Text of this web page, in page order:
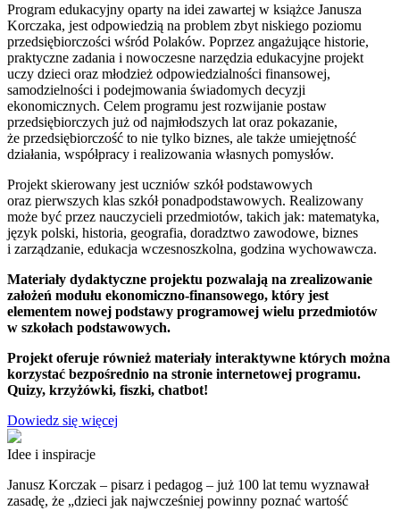
Program edukacyjny oparty na idei zawartej w książce Janusza
Korczaka, jest odpowiedzią na problem zbyt niskiego poziomu
przedsiębiorczości wśród Polaków. Poprzez angażujące historie,
praktyczne zadania i nowoczesne narzędzia edukacyjne projekt
uczy dzieci oraz młodzież odpowiedzialności finansowej,
samodzielności i podejmowania świadomych decyzji
ekonomicznych. Celem programu jest rozwijanie postaw
przedsiębiorczych już od najmłodszych lat oraz pokazanie,
że przedsiębiorczość to nie tylko biznes, ale także umiejętność
działania, współpracy i realizowania własnych pomysłów.
Projekt skierowany jest uczniów szkół podstawowych
oraz pierwszych klas szkół ponadpodstawowych. Realizowany
może być przez nauczycieli przedmiotów, takich jak: matematyka,
język polski, historia, geografia, doradztwo zawodowe, biznes
i zarządzanie, edukacja wczesnoszkolna, godzina wychowawcza.
Materiały dydaktyczne projektu pozwalają na zrealizowanie
założeń modułu ekonomiczno-finansowego, który jest
elementem nowej podstawy programowej wielu przedmiotów
w szkołach podstawowych.
Projekt oferuje również materiały interaktywne których można
korzystać bezpośrednio na stronie internetowej programu.
Quizy, krzyżówki, fiszki, chatbot!
Dowiedz się więcej
Idee i inspiracje
Janusz Korczak – pisarz i pedagog – już 100 lat temu wyznawał
zasadę, że „dzieci jak najwcześniej powinny poznać wartość